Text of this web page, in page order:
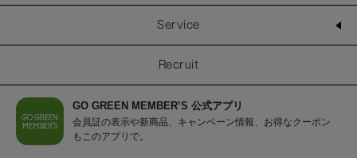
Service
Recruit
GO GREEN MEMBER’S 公式アプリ
会員証の表示や新商品、キャンペーン情報、お得なクーポン
もこのアプリで。